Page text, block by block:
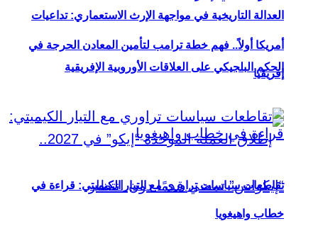
العدالة التاريخية في مواجهة الإرث الاستعماري: تداعيات
الحكم البلجيكي على العلاقات الأوروبية الإفريقية
أمريكا أولاً.. فهم خطة ترامب لتأمين المعادن الحرجة في
إفريقيا
تقاطعات سياسات تراوري مع التيار الكيميتي: قراءة في
خطاب واهيغويا